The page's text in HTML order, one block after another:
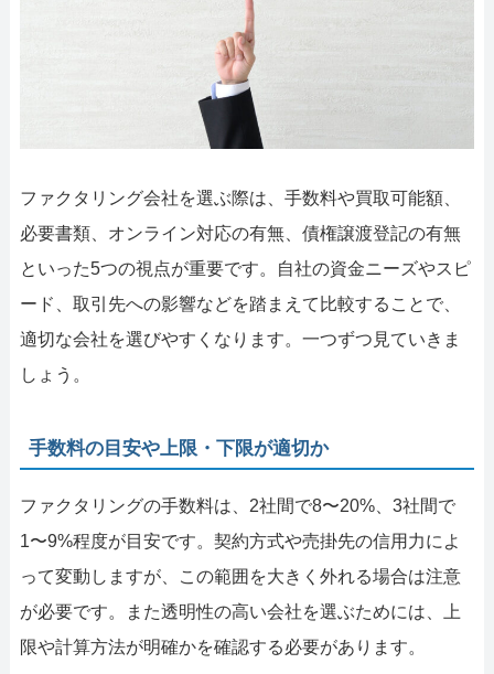
ファクタリング会社を選ぶ際は、手数料や買取可能額、
必要書類、オンライン対応の有無、債権譲渡登記の有無
といった5つの視点が重要です。自社の資金ニーズやスピ
ード、取引先への影響などを踏まえて比較することで、
適切な会社を選びやすくなります。一つずつ見ていきま
しょう。
手数料の目安や上限・下限が適切か
ファクタリングの手数料は、2社間で8〜20%、3社間で
1〜9%程度が目安です。契約方式や売掛先の信用力によ
って変動しますが、この範囲を大きく外れる場合は注意
が必要です。また透明性の高い会社を選ぶためには、上
限や計算方法が明確かを確認する必要があります。